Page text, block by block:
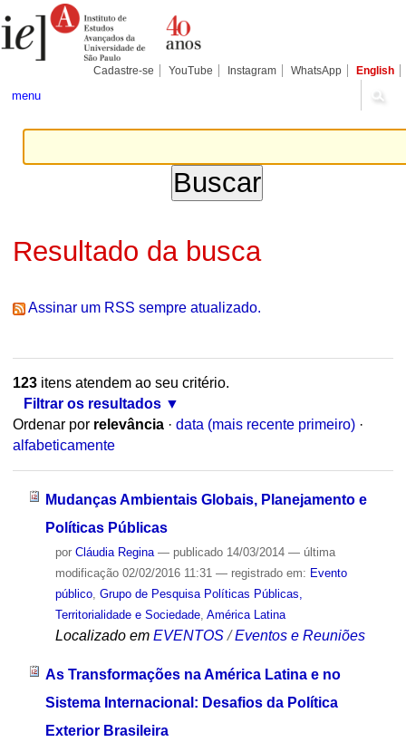
para
conteúdo.
Pessoais
Cadastre-se YouTube Instagram WhatsApp English
menu
Resultado da busca
Assinar um RSS sempre atualizado.
123itens atendem ao seu critério.
Filtrar os resultados
Ordenar por relevância · data (mais recente primeiro) ·
alfabeticamente
Mudanças Ambientais Globais, Planejamento e
Políticas Públicas
por Cláudia Regina — publicado14/03/2014 — última
modificação02/02/2016 11:31 — registrado em: Evento
público, Grupo de Pesquisa Políticas Públicas,
Territorialidade e Sociedade, América Latina
Localizado em EVENTOS /Eventos e Reuniões
As Transformações na América Latina e no
Sistema Internacional: Desafios da Política
Exterior Brasileira